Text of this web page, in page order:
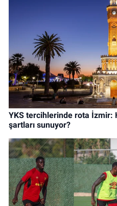
YKS tercihlerinde rota İzmir:
şartları sunuyor?